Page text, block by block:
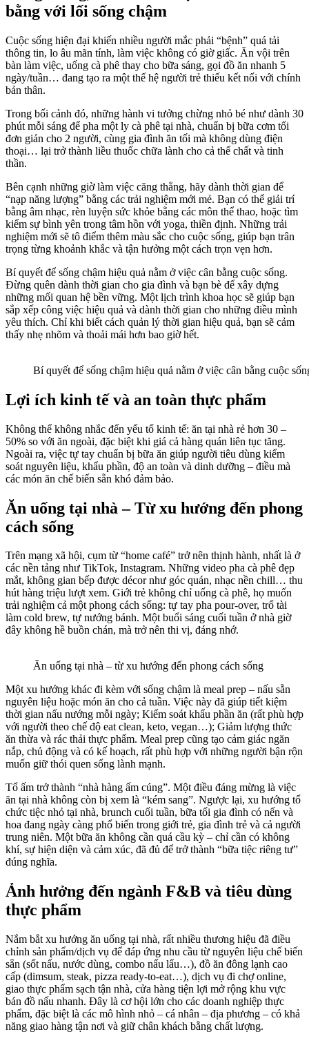
bằng với lối sống chậm
Cuộc sống hiện đại khiến nhiều người mắc phải “bệnh” quá tải
thông tin, lo âu mãn tính, làm việc không có giờ giấc. Ăn vội trên
bàn làm việc, uống cà phê thay cho bữa sáng, gọi đồ ăn nhanh 5
ngày/tuần… đang tạo ra một thế hệ người trẻ thiếu kết nối với chính
bản thân.
Trong bối cảnh đó, những hành vi tưởng chừng nhỏ bé như dành 30
phút mỗi sáng để pha một ly cà phê tại nhà, chuẩn bị bữa cơm tối
đơn giản cho 2 người, cùng gia đình ăn tối mà không dùng điện
thoại… lại trở thành liều thuốc chữa lành cho cả thể chất và tinh
thần.
Bên cạnh những giờ làm việc căng thẳng, hãy dành thời gian để
“nạp năng lượng” bằng các trải nghiệm mới mẻ. Bạn có thể giải trí
bằng âm nhạc, rèn luyện sức khỏe bằng các môn thể thao, hoặc tìm
kiếm sự bình yên trong tâm hồn với yoga, thiền định. Những trải
nghiệm mới sẽ tô điểm thêm màu sắc cho cuộc sống, giúp bạn trân
trọng từng khoảnh khắc và tận hưởng một cách trọn vẹn hơn.
Bí quyết để sống chậm hiệu quả nằm ở việc cân bằng cuộc sống.
Đừng quên dành thời gian cho gia đình và bạn bè để xây dựng
những mối quan hệ bền vững. Một lịch trình khoa học sẽ giúp bạn
sắp xếp công việc hiệu quả và dành thời gian cho những điều mình
yêu thích. Chỉ khi biết cách quản lý thời gian hiệu quả, bạn sẽ cảm
thấy nhẹ nhõm và thoải mái hơn bao giờ hết.
Bí quyết để sống chậm hiệu quả nằm ở việc cân bằng cuộc
Lợi ích kinh tế và an toàn thực phẩm
Không thể không nhắc đến yếu tố kinh tế: ăn tại nhà rẻ hơn 30 –
50% so với ăn ngoài, đặc biệt khi giá cả hàng quán liên tục tăng.
Ngoài ra, việc tự tay chuẩn bị bữa ăn giúp người tiêu dùng kiểm
soát nguyên liệu, khẩu phần, độ an toàn và dinh dưỡng – điều mà
các món ăn chế biến sẵn khó đảm bảo.
Ăn uống tại nhà – Từ xu hướng đến phong
cách sống
Trên mạng xã hội, cụm từ “home café” trở nên thịnh hành, nhất là ở
các nền tảng như TikTok, Instagram. Những video pha cà phê đẹp
mắt, không gian bếp được décor như góc quán, nhạc nền chill… thu
hút hàng triệu lượt xem. Giới trẻ không chỉ uống cà phê, họ muốn
trải nghiệm cả một phong cách sống: tự tay pha pour-over, trổ tài
làm cold brew, tự nướng bánh. Một buổi sáng cuối tuần ở nhà giờ
đây không hề buồn chán, mà trở nên thi vị, đáng nhớ.
Ăn uống tại nhà – từ xu hướng đến phong cách sống
Một xu hướng khác đi kèm với sống chậm là meal prep – nấu sẵn
nguyên liệu hoặc món ăn cho cả tuần. Việc này đã giúp tiết kiệm
thời gian nấu nướng mỗi ngày; Kiểm soát khẩu phần ăn (rất phù hợp
với người theo chế độ eat clean, keto, vegan…); Giảm lượng thức
ăn thừa và rác thải thực phẩm. Meal prep cũng tạo cảm giác ngăn
nắp, chủ động và có kế hoạch, rất phù hợp với những người bận rộn
muốn giữ thói quen sống lành mạnh.
Tổ ấm trở thành “nhà hàng ấm cúng”. Một điều đáng mừng là việc
ăn tại nhà không còn bị xem là “kém sang”. Ngược lại, xu hướng tổ
chức tiệc nhỏ tại nhà, brunch cuối tuần, bữa tối gia đình có nến và
hoa đang ngày càng phổ biến trong giới trẻ, gia đình trẻ và cả người
trung niên. Một bữa ăn không cần quá cầu kỳ – chỉ cần có không
khí, sự hiện diện và cảm xúc, đã đủ để trở thành “bữa tiệc riêng tư”
đúng nghĩa.
Ảnh hưởng đến ngành F&B và tiêu dùng
thực phẩm
Nắm bắt xu hướng ăn uống tại nhà, rất nhiều thương hiệu đã điều
chỉnh sản phẩm/dịch vụ để đáp ứng nhu cầu từ nguyên liệu chế biến
sẵn (sốt nấu, nước dùng, combo nấu lẩu…), đồ ăn đông lạnh cao
cấp (dimsum, steak, pizza ready-to-eat…), dịch vụ đi chợ online,
giao thực phẩm sạch tận nhà, cửa hàng tiện lợi mở rộng khu vực
bán đồ nấu nhanh. Đây là cơ hội lớn cho các doanh nghiệp thực
phẩm, đặc biệt là các mô hình nhỏ – cá nhân – địa phương – có khả
năng giao hàng tận nơi và giữ chân khách bằng chất lượng.